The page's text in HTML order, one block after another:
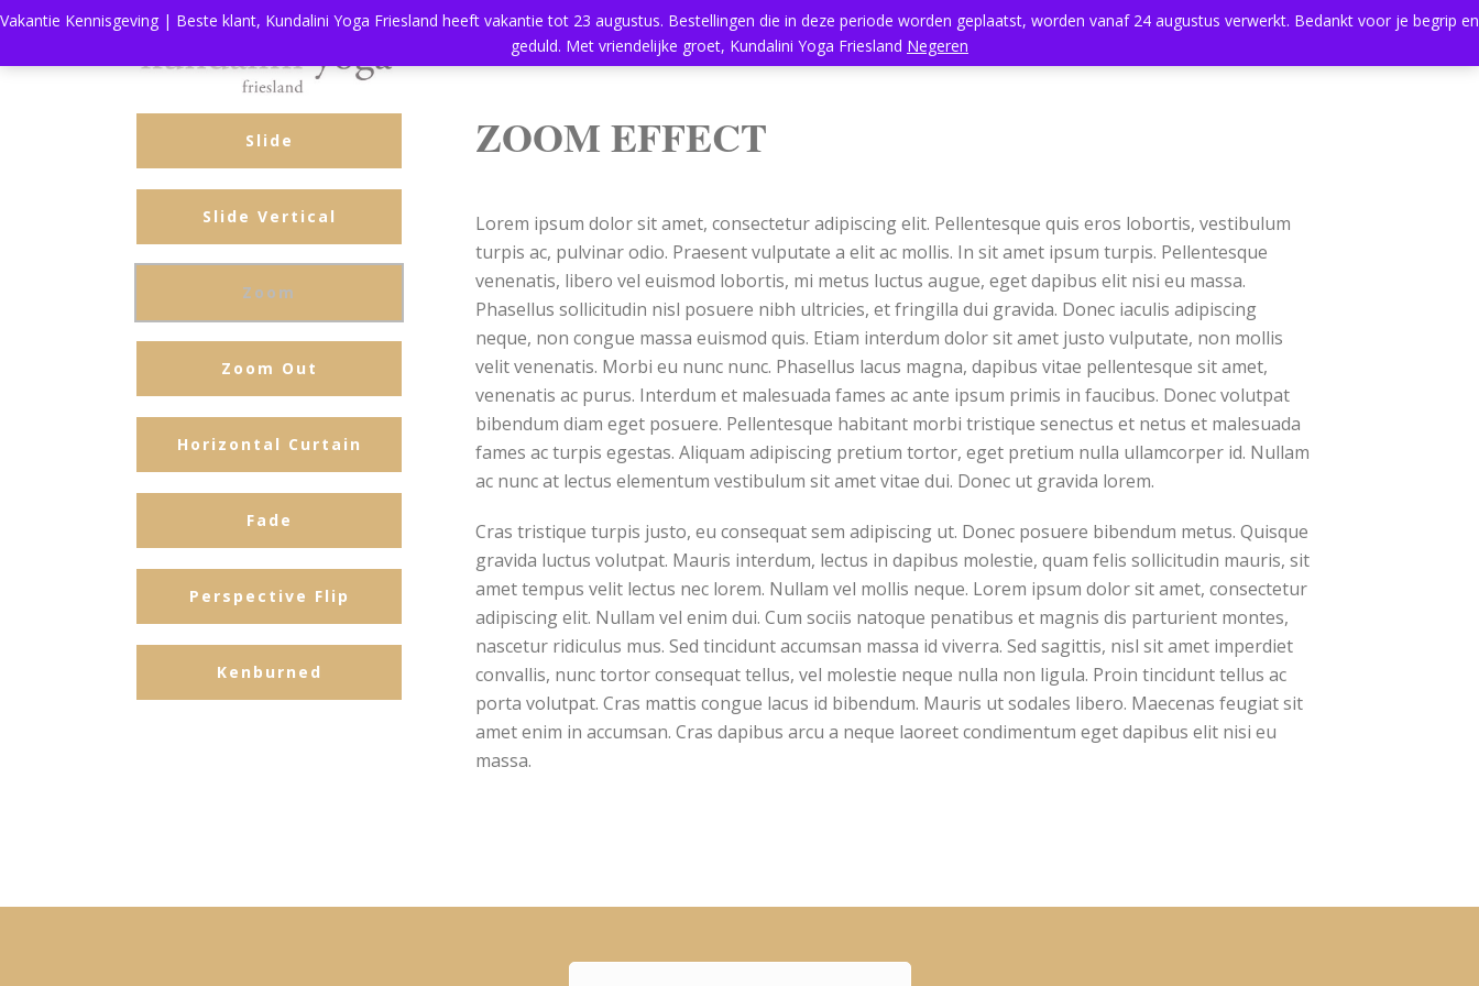
Home Aanbod Kundalini Yoga Massage Rooster
Slide
Slide Vertical
Zoom
Zoom Out
Horizontal Curtain
Fade
Perspective Flip
Kenburned
ZOOM EFFECT
Lorem ipsum dolor sit amet, consectetur adipiscing elit. Pellentesque quis eros lobortis, vestibulum
turpis ac, pulvinar odio. Praesent vulputate a elit ac mollis. In sit amet ipsum turpis. Pellentesque
venenatis, libero vel euismod lobortis, mi metus luctus augue, eget dapibus elit nisi eu massa.
Phasellus sollicitudin nisl posuere nibh ultricies, et fringilla dui gravida. Donec iaculis adipiscing
neque, non congue massa euismod quis. Etiam interdum dolor sit amet justo vulputate, non mollis
velit venenatis. Morbi eu nunc nunc. Phasellus lacus magna, dapibus vitae pellentesque sit amet,
venenatis ac purus. Interdum et malesuada fames ac ante ipsum primis in faucibus. Donec volutpat
bibendum diam eget posuere. Pellentesque habitant morbi tristique senectus et netus et malesuada
fames ac turpis egestas. Aliquam adipiscing pretium tortor, eget pretium nulla ullamcorper id. Nullam
ac nunc at lectus elementum vestibulum sit amet vitae dui. Donec ut gravida lorem.
Cras tristique turpis justo, eu consequat sem adipiscing ut. Donec posuere bibendum metus. Quisque
gravida luctus volutpat. Mauris interdum, lectus in dapibus molestie, quam felis sollicitudin mauris, sit
amet tempus velit lectus nec lorem. Nullam vel mollis neque. Lorem ipsum dolor sit amet, consectetur
adipiscing elit. Nullam vel enim dui. Cum sociis natoque penatibus et magnis dis parturient montes,
nascetur ridiculus mus. Sed tincidunt accumsan massa id viverra. Sed sagittis, nisl sit amet imperdiet
convallis, nunc tortor consequat tellus, vel molestie neque nulla non ligula. Proin tincidunt tellus ac
porta volutpat. Cras mattis congue lacus id bibendum. Mauris ut sodales libero. Maecenas feugiat sit
amet enim in accumsan. Cras dapibus arcu a neque laoreet condimentum eget dapibus elit nisi eu
massa.
Vakantie Kennisgeving | Beste klant, Kundalini Yoga Friesland heeft vakantie tot 23 augustus. Bestellingen die in deze periode worden geplaatst, worden vanaf 24 augustus verwerkt. Bedankt voor je begrip en
geduld. Met vriendelijke groet, Kundalini Yoga Friesland Negeren